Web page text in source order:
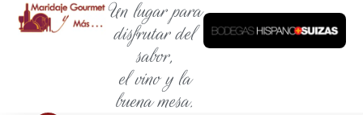
Un lugar para
disfrutar del
sabor,
el vino y la
buena mesa.